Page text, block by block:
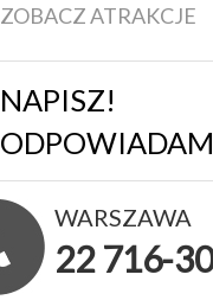
ZOBACZ ATRAKCJE
NAPISZ!
WARSZAWA
22 716-